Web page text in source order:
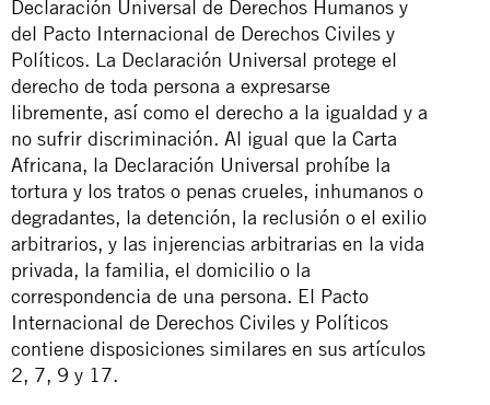
Declaración Universal de Derechos Humanos y
del Pacto Internacional de Derechos Civiles y
Políticos. La Declaración Universal protege el
derecho de toda persona a expresarse
libremente, así como el derecho a la igualdad y a
no sufrir discriminación. Al igual que la Carta
Africana, la Declaración Universal prohíbe la
tortura y los tratos o penas crueles, inhumanos o
degradantes, la detención, la reclusión o el exilio
arbitrarios, y las injerencias arbitrarias en la vida
privada, la familia, el domicilio o la
correspondencia de una persona. El Pacto
Internacional de Derechos Civiles y Políticos
contiene disposiciones similares en sus artículos
2, 7, 9 y 17.